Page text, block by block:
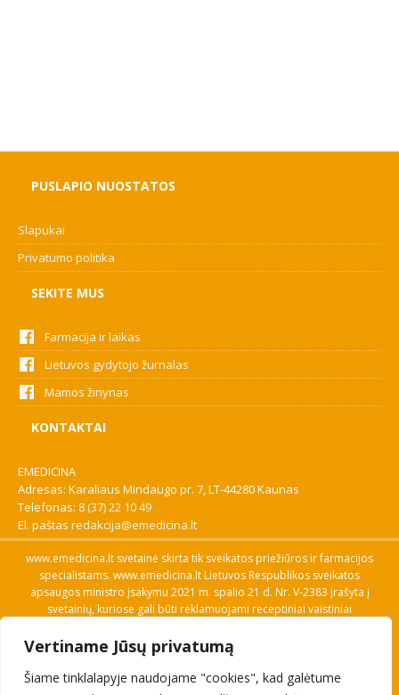
Vertiname Jūsų privatumą
Šiame tinklalapyje naudojame "cookies", kad galėtume
PUSLAPIO NUOSTATOS
Slapukai
Privatumo politika
SEKITE MUS
Farmacija ir laikas
Lietuvos gydytojo žurnalas
Mamos žinynas
KONTAKTAI
EMEDICINA
Adresas: Karaliaus Mindaugo pr. 7, LT-44280 Kaunas
Telefonas: 8 (37) 22 10 49
El. paštas redakcija@emedicina.lt
www.emedicina.lt svetainė skirta tik sveikatos priežiūros ir farmacijos
specialistams. www.emedicina.lt Lietuvos Respublikos sveikatos
apsaugos ministro įsakymu 2021 m. spalio 21 d. Nr. V-2383 įrašyta į
svetainių, kuriose gali būti reklamuojami receptiniai vaistiniai
savo profesinę kvalifikaciją. Naudingos nuorodos: Vaistų ir medicinos
pagalbos priemonių kainų paieška, VVKT tinklalapis, Sveikatos
priežiūros ar farmacijos specialisto pranešimo apie įtariamą